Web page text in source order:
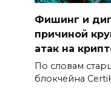
Фишинг и
причиной
атак на
По словам
блокчейна